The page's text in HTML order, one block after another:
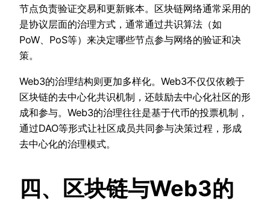
节点负责验证交易和更新账本。区块链网络通常采用的
是协议层面的治理方式，通常通过共识算法（如
PoW、PoS等）来决定哪些节点参与网络的验证和决
策。
Web3的治理结构则更加多样化。Web3不仅仅依赖于
区块链的去中心化共识机制，还鼓励去中心化社区的形
成和参与。Web3的治理往往是基于代币的投票机制，
通过DAO等形式让社区成员共同参与决策过程，形成
去中心化的治理模式。
四、区块链与Web3的